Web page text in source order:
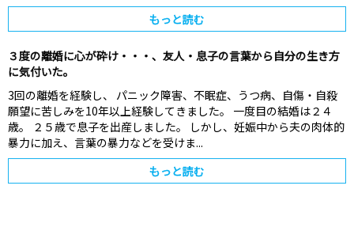
もっと読む
３度の離婚に心が砕け・・・、友人・息子の言葉から自分の生き方
に気付いた。
3回の離婚を経験し、 パニック障害、不眠症、うつ病、自傷・自殺
願望に苦しみを10年以上経験してきました。 一度目の結婚は２４
歳。 ２５歳で息子を出産しました。 しかし、妊娠中から夫の肉体的
暴力に加え、言葉の暴力などを受けま...
もっと読む